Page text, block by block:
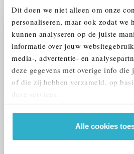
Dit doen we niet alleen om onze
personaliseren, maar ook zodat we
kunnen analyseren op de juiste
informatie over jouw
media-, advertentie- en
deze gegevens met overige info die
of die zij hebben verzameld, op
deze services.
Alle cookies
UW AUTO INRUILEN?